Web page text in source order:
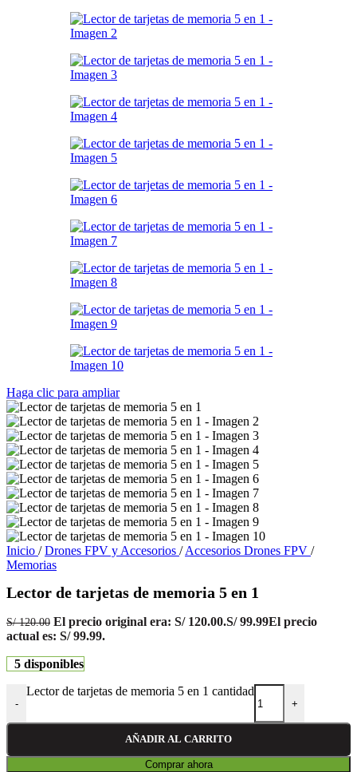
Haga clic para ampliar
Inicio / Drones FPV y Accesorios / Accesorios Drones FPV /
Memorias
Lector de tarjetas de memoria 5 en 1
S/120.00 El precio original era: S/ 120.00.S/99.99El precio
actual es: S/ 99.99.
5 disponibles
-
Lector de tarjetas de memoria 5 en 1 cantidad
+
AÑADIR AL CARRITO
Comprar ahora